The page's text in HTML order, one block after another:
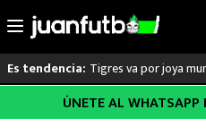
al
Es tendencia: Tigres va por joya
LO ÚLTIMOÚNETE AL WHATSAPP